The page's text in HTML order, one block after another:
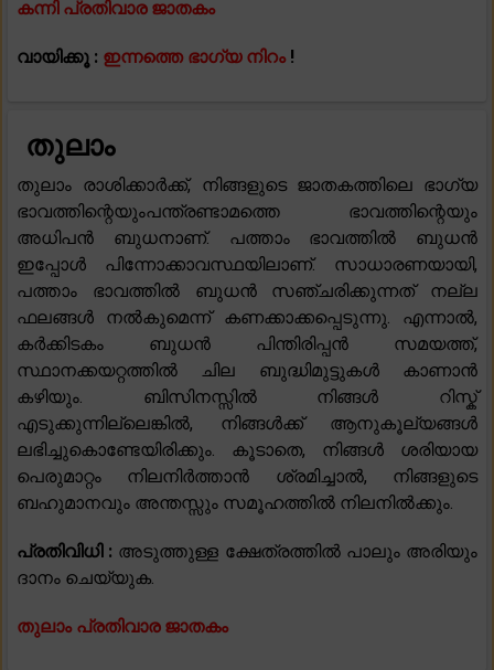
കന്നി പ്രതിവാര ജാതകം
വായിക്കൂ : ഇന്നത്തെ ഭാഗ്യ നിറം !
തുലാം
തുലാം രാശിക്കാർക്ക്, നിങ്ങളുടെ ജാതകത്തിലെ ഭാഗ്യ
ഭാവത്തിന്റെയുംപന്ത്രണ്ടാമത്തെ ഭാവത്തിന്റെയും
അധിപൻ ബുധനാണ്. പത്താം ഭാവത്തിൽ ബുധൻ
ഇപ്പോൾ പിന്നോക്കാവസ്ഥയിലാണ്. സാധാരണയായി,
പത്താം ഭാവത്തിൽ ബുധൻ സഞ്ചരിക്കുന്നത് നല്ല
ഫലങ്ങൾ നൽകുമെന്ന് കണക്കാക്കപ്പെടുന്നു. എന്നാൽ,
കർക്കിടകം ബുധൻ പിന്തിരിപ്പൻ സമയത്ത്,
സ്ഥാനക്കയറ്റത്തിൽ ചില ബുദ്ധിമുട്ടുകൾ കാണാൻ
കഴിയും. ബിസിനസ്സിൽ നിങ്ങൾ റിസ്ക്
എടുക്കുന്നില്ലെങ്കിൽ, നിങ്ങൾക്ക് ആനുകൂല്യങ്ങൾ
ലഭിച്ചുകൊണ്ടേയിരിക്കും. കൂടാതെ, നിങ്ങൾ ശരിയായ
പെരുമാറ്റം നിലനിർത്താൻ ശ്രമിച്ചാൽ, നിങ്ങളുടെ
ബഹുമാനവും അന്തസ്സും സമൂഹത്തിൽ നിലനിൽക്കും.
പ്രതിവിധി : അടുത്തുള്ള ക്ഷേത്രത്തിൽ പാലും അരിയും
ദാനം ചെയ്യുക.
തുലാം പ്രതിവാര ജാതകം